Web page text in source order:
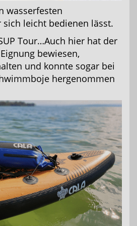
wasserfesten
sich leicht bedienen lässt.
Tour…Auch hier hat der
bewiesen,
und konnte sogar bei
hergenommen